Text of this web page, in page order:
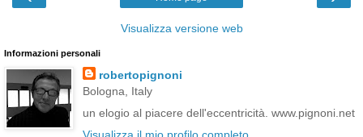
Visualizza versione web
Informazioni personali
robertopignoni
Bologna, Italy
un elogio al piacere dell'eccentricità. www.pignoni.net